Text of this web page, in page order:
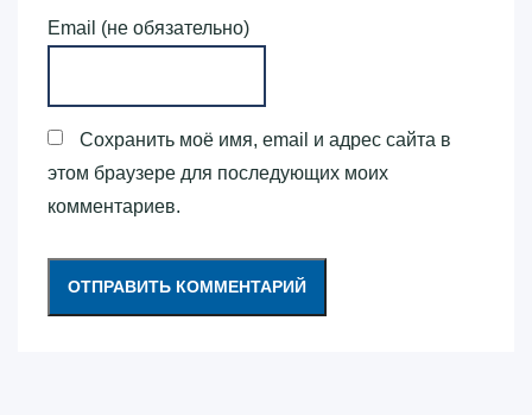
Email (не обязательно)
Сохранить моё имя, email и адрес сайта в
этом браузере для последующих моих
комментариев.